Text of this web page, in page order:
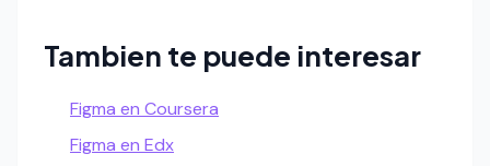
Tambien te puede interesar
Figma en Coursera
Figma en Edx